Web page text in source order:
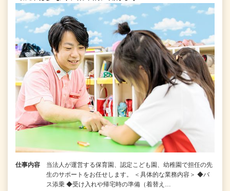
仕事内容
当法人が運営する保育園、認定こども園、幼稚園で担任の先
生のサポートをお任せします。 ＜具体的な業務内容＞ ◆バ
ス添乗 ◆受け入れや帰宅時の準備（着替え…